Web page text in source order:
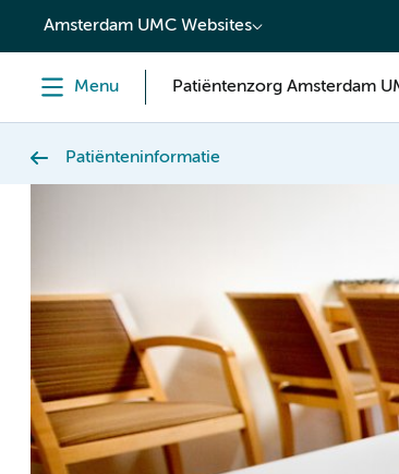
content
Amsterdam UMC Websites
Menu Patiëntenzorg Amsterdam
Patiënteninformatie